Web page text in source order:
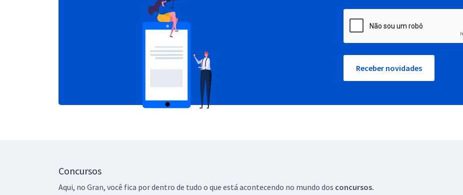
Receber novidades
Concursos
Aqui, no Gran, você fica por dentro de tudo o que está acontecendo no mundo dos concursos.